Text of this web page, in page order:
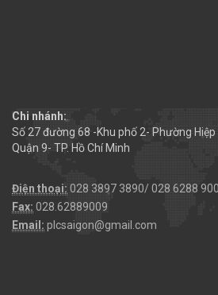
Chi nhánh:
Số 27 đường 68 -Khu phố 2- Phường Hiệp
Quận 9- TP. Hồ Chí Minh
Điện thoại: 028 3897 3890/ 028 6288
Fax: 028.62889009
Email: plcsaigon@gmail.com